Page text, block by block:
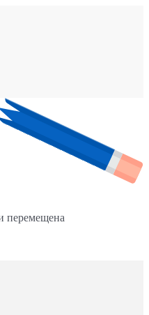
перемещена